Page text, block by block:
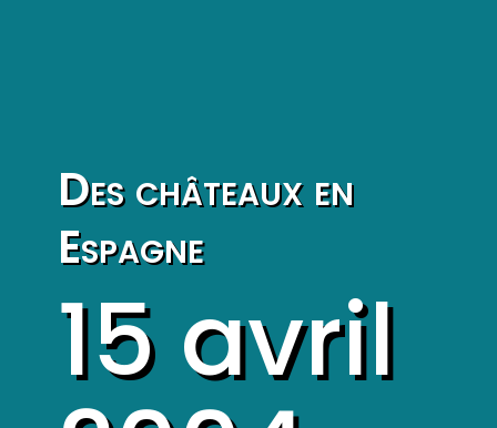
Des châteaux en
Espagne
15 avril